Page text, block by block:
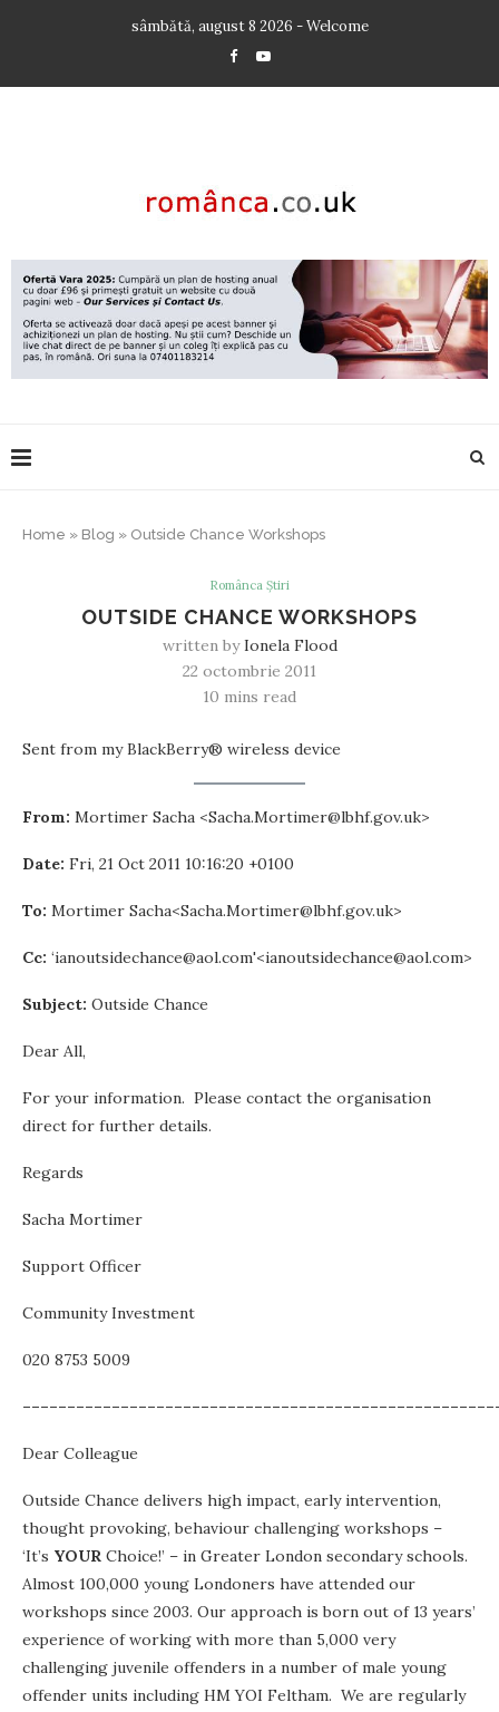
sâmbătă, august 8 2026 - Welcome
Home » Blog » Outside Chance Workshops
Românca Știri
OUTSIDE CHANCE WORKSHOPS
written byIonela Flood
22 octombrie 2011
10 mins read
Sent from my BlackBerry® wireless device
From: Mortimer Sacha <Sacha.Mortimer@lbhf.gov.uk>
Date: Fri, 21 Oct 2011 10:16:20 +0100
To: Mortimer Sacha<Sacha.Mortimer@lbhf.gov.uk>
Cc: ‘ianoutsidechance@aol.com'<ianoutsidechance@aol.com>
Subject: Outside Chance
Dear All,
For your information. Please contact the organisation
direct for further details.
Regards
Sacha Mortimer
Support Officer
Community Investment
020 8753 5009
Dear Colleague
Outside Chance delivers high impact, early intervention,
thought provoking, behaviour challenging workshops –
‘It’s YOUR Choice!’ – in Greater London secondary schools.
Almost 100,000 young Londoners have attended our
workshops since 2003. Our approach is born out of 13 years’
experience of working with more than 5,000 very
challenging juvenile offenders in a number of male young
offender units including HM YOI Feltham. We are regularly